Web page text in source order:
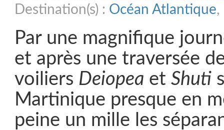
Destination(s) : Océan Atlantique,
Par une magnifique
et après une traversée
voiliers Deiopea et Shuti
Martinique presque en
peine un mille les